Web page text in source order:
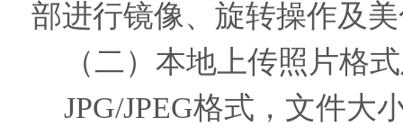
部进行镜像、旋转操作及
（二）本地上传照片格
JPG/JPEG格式，文件大